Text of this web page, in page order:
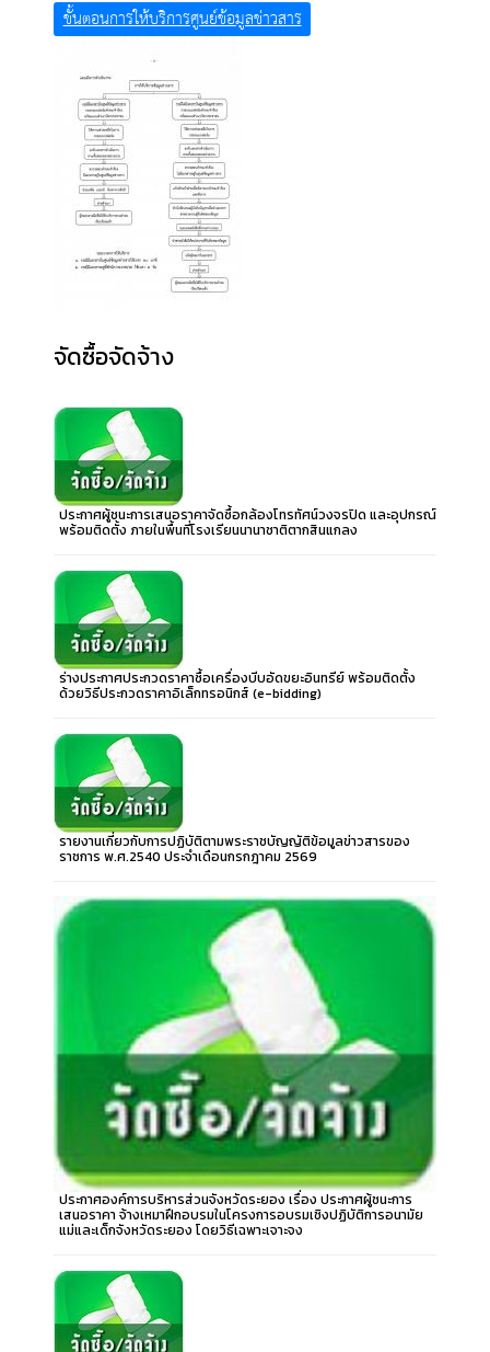
ขั้นตอนการให้บริการศูนย์ข้อมูลข่าวสาร
จัดซื้อจัดจ้าง
ประกาศผู้ชนะการเสนอราคาจัดซื้อกล้องโทรทัศน์วงจรปิด และอุปกรณ์
พร้อมติดตั้ง ภายในพื้นที่โรงเรียนนานาชาติตากสินแกลง
ร่างประกาศประกวดราคาซื้อเครื่องบีบอัดขยะอินทรีย์ พร้อมติดตั้ง
ด้วยวิธีประกวดราคาอิเล็กทรอนิกส์ (e-bidding)
รายงานเกี่ยวกับการปฏิบัติตามพระราชบัญญัติข้อมูลข่าวสารของ
ราชการ พ.ศ.2540 ประจำเดือนกรกฎาคม 2569
ประกาศองค์การบริหารส่วนจังหวัดระยอง เรื่อง ประกาศผู้ชนะการ
เสนอราคา จ้างเหมาฝึกอบรมในโครงการอบรมเชิงปฏิบัติการอนามัย
แม่และเด็กจังหวัดระยอง โดยวิธีเฉพาะเจาะจง